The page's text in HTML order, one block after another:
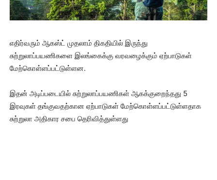
எதிர்வரும் ஆகஸ்ட் முதலாம் திகதியில் இருந்து
சுற்றுலாப்பயணிகளை இலங்கைக்கு வரவழைக்கும் ஏற்பாடுகள்
மேற்கொள்ளப்பட்டுள்ளன.
இதன் அடிப்படையில் சுற்றுலாப்பயணிகள் ஆகக்குறைந்தது 5
இரவுகள் தங்குவதற்கான ஏற்பாடுகள் மேற்கொள்ளப்பட்டுள்ளதாக
சுற்றுலா அதிகார சபை தெரிவித்துள்ளது